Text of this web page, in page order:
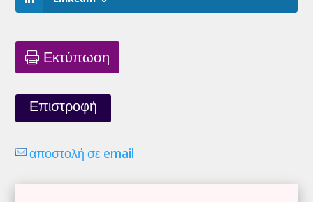
Εκτύπωση
Επιστροφή
αποστολή σε email